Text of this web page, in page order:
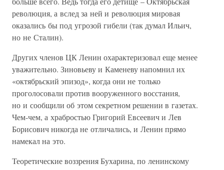
революция, а вслед за ней и революция мировая
оказались бы под угрозой гибели (так думал Ильич,
но не Сталин).
Других членов ЦК Ленин охарактеризовал еще менее
уважительно. Зиновьеву и Каменеву напомнил их
«октябрьский эпизод», когда они не только
проголосовали против вооруженного восстания,
но и сообщили об этом секретном решении в газетах.
Чем-чем, а храбростью Григорий Евсеевич и Лев
Борисович никогда не отличались, и Ленин прямо
намекал на это.
Теоретические воззрения Бухарина, по ленинскому